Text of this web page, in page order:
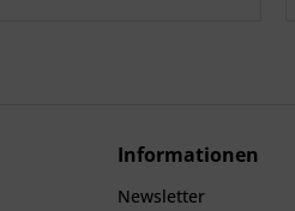
Informationen
Newsletter